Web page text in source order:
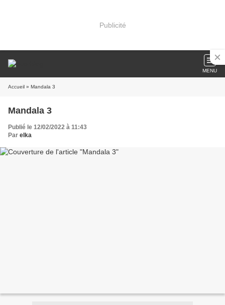
Publicité
MENU
Accueil » Mandala 3
Mandala 3
Publié le 12/02/2022 à 11:43
Par elka